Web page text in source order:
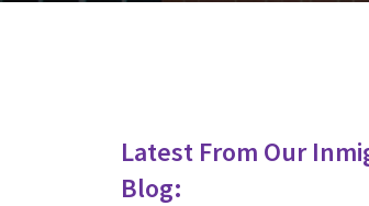
Latest From Our
Blog: